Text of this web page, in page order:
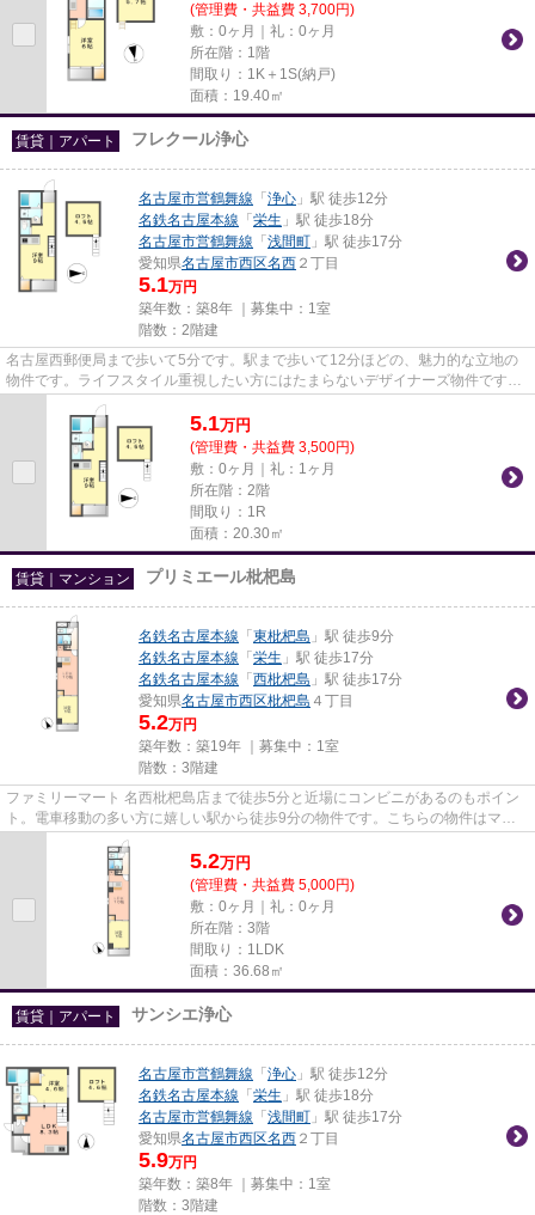
(管理費・共益費 3,700円)
敷：0ヶ月｜礼：0ヶ月
所在階：1階
間取り：1K＋1S(納戸)
面積：19.40㎡
賃貸｜アパート フレクール浄心
名古屋市営鶴舞線 「 浄心 」駅 徒歩12分
名鉄名古屋本線 「 栄生 」駅 徒歩18分
名古屋市営鶴舞線 「 浅間町 」駅 徒歩17分
愛知県名古屋市西区名西 ２丁目
5.1万円
築年数：築8年 ｜募集中： 1室
階数：2階建
名古屋西郵便局まで歩いて5分です。駅まで歩いて12分ほどの、魅力的な立地の
物件です。ライフスタイル重視したい方にはたまらないデザイナーズ物件です。
「フレクール浄心」のここがイ...
5.1万円
(管理費・共益費 3,500円)
敷：0ヶ月｜礼：1ヶ月
所在階：2階
間取り：1R
面積：20.30㎡
賃貸｜マンション プリミエール枇杷島
名鉄名古屋本線 「 東枇杷島 」駅 徒歩9分
名鉄名古屋本線 「 栄生 」駅 徒歩17分
名鉄名古屋本線 「 西枇杷島 」駅 徒歩17分
愛知県名古屋市西区枇杷島 ４丁目
5.2万円
築年数：築19年 ｜募集中： 1室
階数：3階建
ファミリーマート 名西枇杷島店まで徒歩5分と近場にコンビニがあるのもポイン
ト。電車移動の多い方に嬉しい駅から徒歩9分の物件です。こちらの物件はマン
ションです。気になるイチオシ...
5.2万円
(管理費・共益費 5,000円)
敷：0ヶ月｜礼：0ヶ月
所在階：3階
間取り：1LDK
面積：36.68㎡
賃貸｜アパート サンシエ浄心
名古屋市営鶴舞線 「 浄心 」駅 徒歩12分
名鉄名古屋本線 「 栄生 」駅 徒歩18分
名古屋市営鶴舞線 「 浅間町 」駅 徒歩17分
愛知県名古屋市西区名西 ２丁目
5.9万円
築年数：築8年 ｜募集中： 1室
階数：3階建